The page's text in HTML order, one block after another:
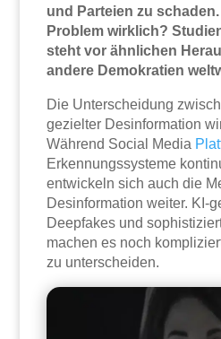
und Parteien zu
Problem wirklich?
steht vor ähnlichen
andere Demokratien
Die Unterscheidung
gezielter Desinformation
Während Social Media
Erkennungssysteme
entwickeln sich auch die
Desinformation weiter. KI-
Deepfakes und
machen es noch
zu unterscheiden.